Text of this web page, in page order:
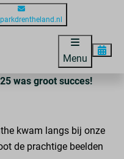
Menu
was groot succes!
kwam langs bij onze
de prachtige beelden